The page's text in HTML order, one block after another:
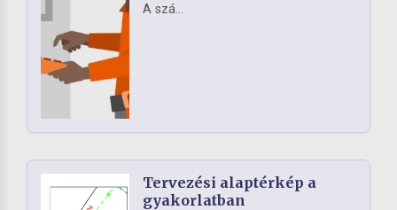
A szá...
Tervezési alaptérkép a
gyakorlatban